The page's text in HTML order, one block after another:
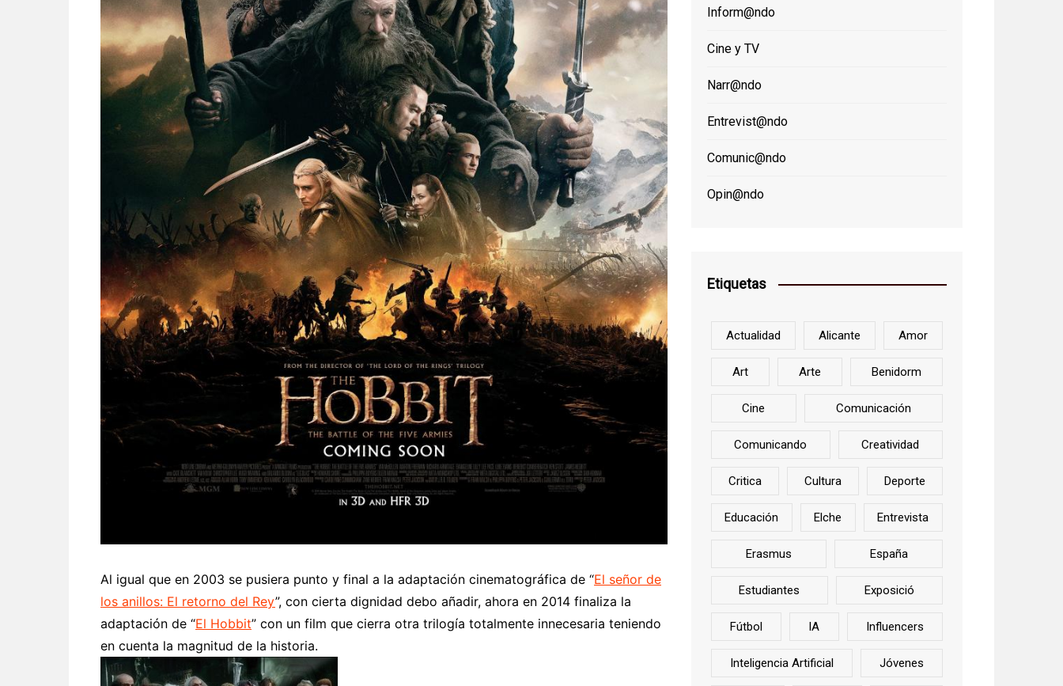
Al igual que en 2003 se pusiera punto y final a la adaptación cinematográfica de “El señor de
los anillos: El retorno del Rey”, con cierta dignidad debo añadir, ahora en 2014 finaliza la
adaptación de “El Hobbit” con un film que cierra otra trilogía totalmente innecesaria teniendo
en cuenta la magnitud de la historia.
Inform@ndo
Cine y TV
Narr@ndo
Entrevist@ndo
Comunic@ndo
Opin@ndo
Etiquetas
Actualidad Alicante Amor
Art Arte Benidorm
Cine Comunicación
Comunicando Creatividad
Critica Cultura Deporte
Educación Elche Entrevista
Erasmus España
Estudiantes Exposició
Fútbol IA Influencers
Inteligencia Artificial Jóvenes